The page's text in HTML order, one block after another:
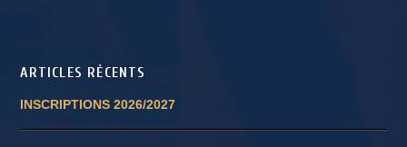
ARTICLES RÉCENTS
INSCRIPTIONS 2026/2027